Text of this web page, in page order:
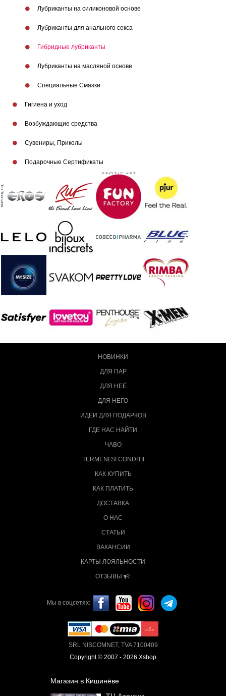
Лубриканты на силиконовой основе
Лубриканты для анального секса
Гибридные лубриканты
Лубриканты на масляной основе
Специальные Смазки
Гигиена и уход
Возбуждающие средства
Сувениры, Приколы
Подарочные Сертификаты
НОВИНКИ
ДЛЯ ПАР
ДЛЯ НЕЁ
ДЛЯ НЕГО
ИДЕИ ДЛЯ ПОДАРКОВ
ГДЕ НАС НАЙТИ
ЧАВО
TERMENI SI CONDITII
КАК КУПИТЬ
КАК ПЛАТИТЬ
ДОСТАВКА
О НАС
СТАТЬИ
ВАКАНСИИ
КАРТЫ ЛОЯЛЬНОСТИ
ОТЗЫВЫ
Мы в соцсетях:
SRL NISCOMNET, TVA 7100409
Copyright © 2007 - 2026 Xshop
Магазин в Кишинёве